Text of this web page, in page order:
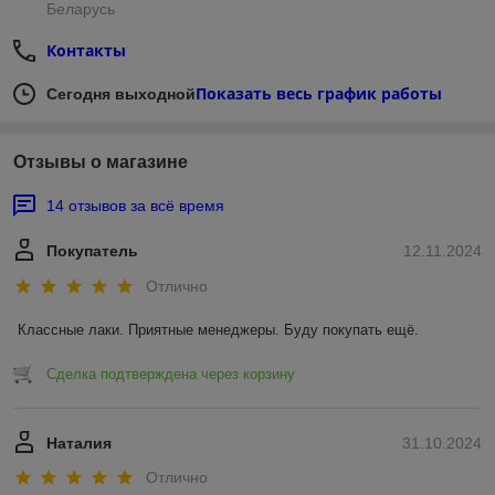
Беларусь
Контакты
Сегодня выходнойПоказать весь график работы
Отзывы о магазине
14 отзывов за всё время
12.11.2024
Покупатель
Отлично
Классные лаки. Приятные менеджеры. Буду покупать ещё.
Сделка подтверждена через корзину
31.10.2024
Наталия
Отлично